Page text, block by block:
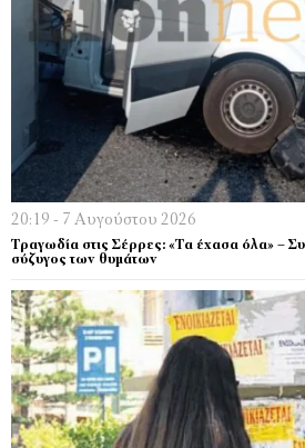
20:19 - 7 Αυγούστου 2026
Τραγωδία στις Σέρρες: «Τα έχασα όλα» –
σύζυγος των θυμάτων